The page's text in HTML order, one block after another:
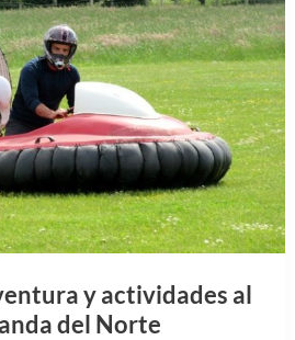
y actividades al
del Norte